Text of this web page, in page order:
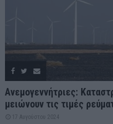
Ανεμογεννήτριες:
μειώνουν τις τιμές
17 Αυγούστου 2024